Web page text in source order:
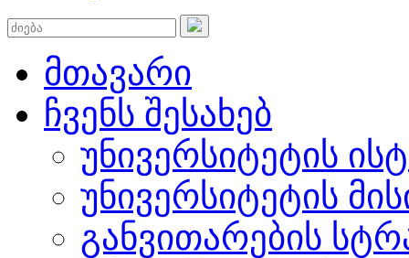
მთავარი
ჩვენს შესახებ
უნივერსიტეტის
უნივერსიტეტის
განვითარების